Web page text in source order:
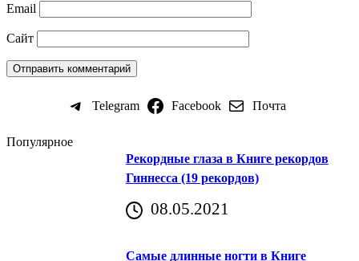
Email
Сайт
Telegram Facebook Почта
Популярное
Рекордные глаза в Книге рекордов
Гиннесса (19 рекордов)
08.05.2021
Самые длинные ногти в Книге